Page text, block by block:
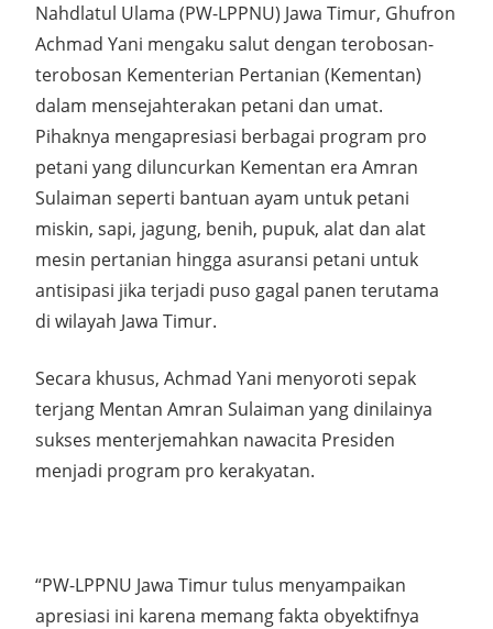
Nahdlatul Ulama (PW-LPPNU) Jawa Timur, Ghufron
Achmad Yani mengaku salut dengan terobosan-
terobosan Kementerian Pertanian (Kementan)
dalam mensejahterakan petani dan umat.
Pihaknya mengapresiasi berbagai program pro
petani yang diluncurkan Kementan era Amran
Sulaiman seperti bantuan ayam untuk petani
miskin, sapi, jagung, benih, pupuk, alat dan alat
mesin pertanian hingga asuransi petani untuk
antisipasi jika terjadi puso gagal panen terutama
di wilayah Jawa Timur.
Secara khusus, Achmad Yani menyoroti sepak
terjang Mentan Amran Sulaiman yang dinilainya
sukses menterjemahkan nawacita Presiden
menjadi program pro kerakyatan.
“PW-LPPNU Jawa Timur tulus menyampaikan
apresiasi ini karena memang fakta obyektifnya